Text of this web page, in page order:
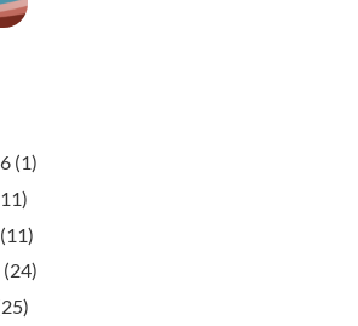
(1)
(11)
(24)